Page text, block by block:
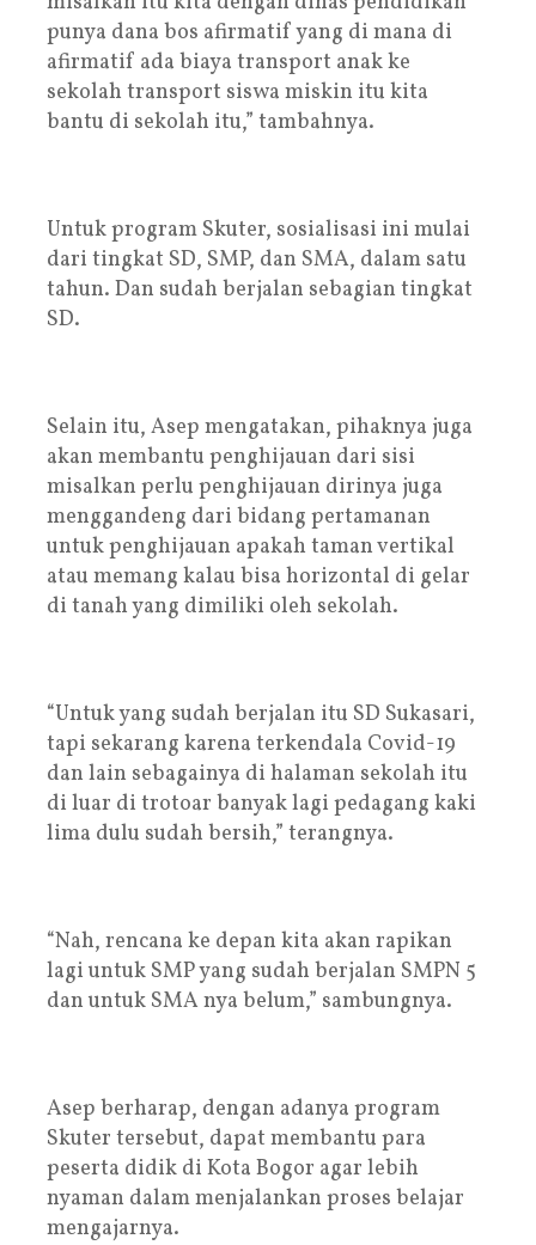
punya dana bos afirmatif yang di mana di
afirmatif ada biaya transport anak ke
sekolah transport siswa miskin itu kita
bantu di sekolah itu,” tambahnya.
Untuk program Skuter, sosialisasi ini mulai
dari tingkat SD, SMP, dan SMA, dalam satu
tahun. Dan sudah berjalan sebagian tingkat
SD.
Selain itu, Asep mengatakan, pihaknya juga
akan membantu penghijauan dari sisi
misalkan perlu penghijauan dirinya juga
menggandeng dari bidang pertamanan
untuk penghijauan apakah taman vertikal
atau memang kalau bisa horizontal di gelar
di tanah yang dimiliki oleh sekolah.
“Untuk yang sudah berjalan itu SD Sukasari,
tapi sekarang karena terkendala Covid-19
dan lain sebagainya di halaman sekolah itu
di luar di trotoar banyak lagi pedagang kaki
lima dulu sudah bersih,” terangnya.
“Nah, rencana ke depan kita akan rapikan
lagi untuk SMP yang sudah berjalan SMPN 5
dan untuk SMA nya belum,” sambungnya.
Asep berharap, dengan adanya program
Skuter tersebut, dapat membantu para
peserta didik di Kota Bogor agar lebih
nyaman dalam menjalankan proses belajar
mengajarnya.